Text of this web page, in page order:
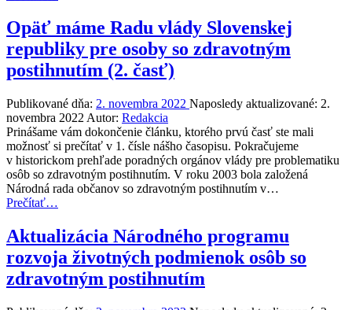
je
v
EÚ
stále
legálna”
Opäť máme Radu vlády Slovenskej
republiky pre osoby so zdravotným
postihnutím (2. časť)
Publikované dňa: 2. novembra 2022 Naposledy aktualizované: 2.
novembra 2022 Autor: Redakcia
Prinášame vám dokončenie článku, ktorého prvú časť ste mali
možnosť si prečítať v 1. čísle nášho časopisu. Pokračujeme
v historickom prehľade poradných orgánov vlády pre problematiku
osôb so zdravotným postihnutím. V roku 2003 bola založená
Národná rada občanov so zdravotným postihnutím v…
Prečítať“Opäť
Radu
vlády
Slovenskej
republiky
pre
…
Aktualizácia Národného programu
rozvoja životných podmienok osôb so
zdravotným postihnutím